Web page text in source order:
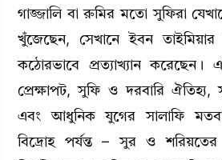
গাজ্জালি বা রুমির মতো সুফিরা
খুঁজেছেন, সেখানে ইবন
কঠোরভাবে প্রত্যাখ্যান করেছেন।
প্রেক্ষাপট, সুফি ও দরবারি ঐতিহ্য,
এবং আধুনিক যুগের সালাফি
বিদ্রোহ পর্যন্ত – সুর ও শরিয়তের